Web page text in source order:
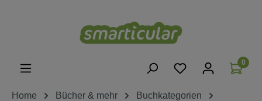
0
Home Bücher & mehr
Buchkategorien